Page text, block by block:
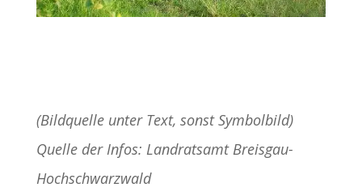
(Bildquelle unter Text, sonst Symbolbild)
Quelle der Infos: Landratsamt Breisgau-
Hochschwarzwald